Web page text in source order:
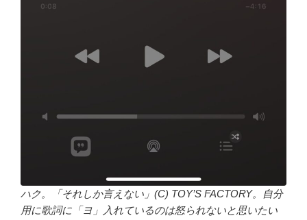
ハク。「それしか言えない」(C) TOY’S FACTORY。自分
用に歌詞に「ヨ」入れているのは怒られないと思いたい